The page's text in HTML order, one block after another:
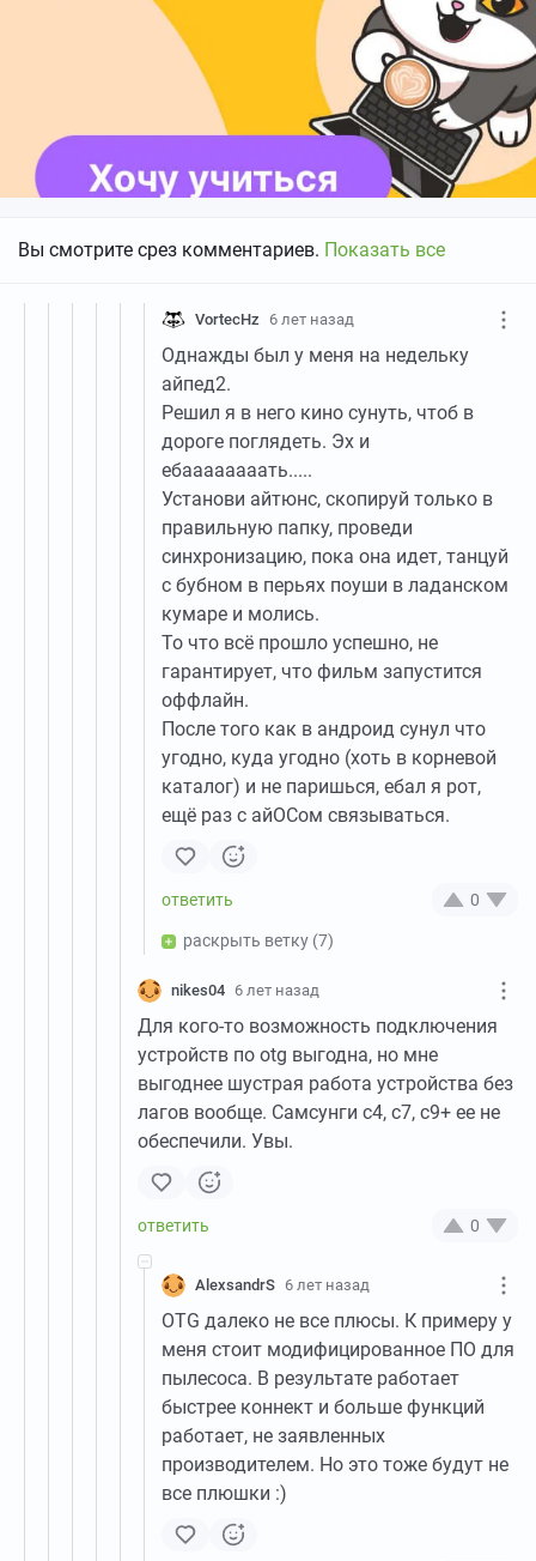
Вы смотрите срез комментариев. Показать все
VortecHz 6 лет назад
Однажды был у меня на недельку
айпед2.
Решил я в него кино сунуть, чтоб в
дороге поглядеть. Эх и
ебаааааааать.....
Установи айтюнс, скопируй только в
правильную папку, проведи
синхронизацию, пока она идет, танцуй
с бубном в перьях поуши в ладанском
кумаре и молись.
То что всё прошло успешно, не
гарантирует, что фильм запустится
оффлайн.
После того как в андроид сунул что
угодно, куда угодно (хоть в корневой
каталог) и не паришься, ебал я рот,
ещё раз с айОСом связываться.
0
раскрыть ветку (7)
nikes04 6 лет назад
Для кого-то возможность подключения
устройств по otg выгодна, но мне
выгоднее шустрая работа устройства без
лагов вообще. Самсунги с4, с7, с9+ ее не
обеспечили. Увы.
0
AlexsandrS 6 лет назад
OTG далеко не все плюсы. К примеру у
меня стоит модифицированное ПО для
пылесоса. В результате работает
быстрее коннект и больше функций
работает, не заявленных
производителем. Но это тоже будут не
все плюшки :)